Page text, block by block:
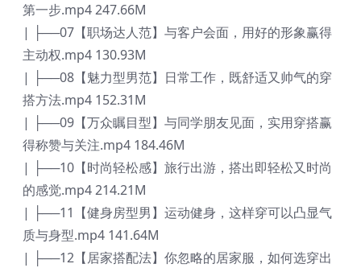
第一步.mp4 247.66M
| ├──07【职场达人范】与客户会面，用好的形象赢得
主动权.mp4 130.93M
| ├──08【魅力型男范】日常工作，既舒适又帅气的穿
搭方法.mp4 152.31M
| ├──09【万众瞩目型】与同学朋友见面，实用穿搭赢
得称赞与关注.mp4 184.46M
| ├──10【时尚轻松感】旅行出游，搭出即轻松又时尚
的感觉.mp4 214.21M
| ├──11【健身房型男】运动健身，这样穿可以凸显气
质与身型.mp4 141.64M
| ├──12【居家搭配法】你忽略的居家服，如何选穿出